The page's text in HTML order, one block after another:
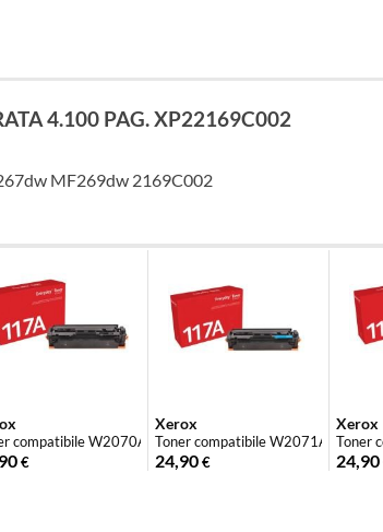
4.100 PAG. XP22169C002
MF269dw 2169C002
5473/5442/5...
compatibile W2070A 117A Nero
€
Xerox
Toner compatibile W2071A 117A
24,90€
Xerox
Toner
24,90